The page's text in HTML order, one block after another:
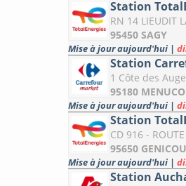
Station
RN 14 LIEUDIT
95450 SAGY
Mise à jour aujourd'hui |
Station
1 Côte des
95180
Mise à jour aujourd'hui |
Station
CD 916 -
95650
Mise à jour aujourd'hui |
Station